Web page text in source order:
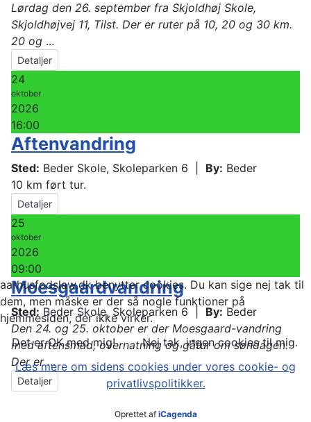
Lørdag den 26. september fra Skjoldhøj Skole,
Skjoldhøjvej 11, Tilst. Der er ruter på 10, 20 og 30 km.
20 og ...
Detaljer
24
oktober
2026
16:00
Aftenvandring
Sted: Beder Skole, Skoleparken 6 By: Beder
10 km ført tur.
Detaljer
25
oktober
2026
09:00
Moesgaardvandring
Sted: Beder Skole, Skoleparken 6 By: Beder
Den 24. og 25. oktober er der Moesgaard-vandring
med aftensmad, overnatning og gåtur om søndagen.
Der er...
Detaljer
Oprettet af iCagenda
aarhusfodslaw.dk benytter cookies. Du kan sige nej tak til
dem, men måske er der så nogle funktioner på
hjemmesiden, der ikke virker.
Det er OK med mig!
Nej tak, ingen cookies til mig.
Læs mere om sidens cookies under vores cookie- og
privatlivspolitikker.